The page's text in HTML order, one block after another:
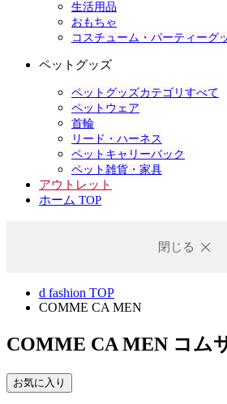
生活用品
おもちゃ
コスチューム・パーティーグ
ペットグッズ
ペットグッズカテゴリすべて
ペットウェア
首輪
リード・ハーネス
ペットキャリーバック
ペット雑貨・家具
アウトレット
ホーム TOP
閉じる
d fashion TOP
COMME CA MEN
COMME CA MEN コム
お気に入り